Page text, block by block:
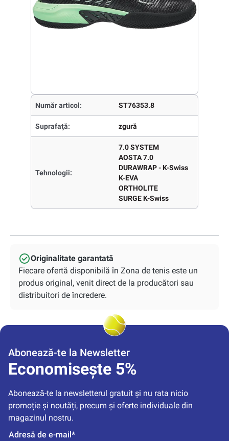
Număr articol: ST76353.8
Suprafaţă: zgură
Tehnologii:
7.0 SYSTEM
AOSTA 7.0
DURAWRAP - K-Swiss
K-EVA
ORTHOLITE
SURGE K-Swiss
Originalitate garantată
Fiecare ofertă disponibilă în Zona de tenis este un
produs original, venit direct de la producători sau
distribuitori de încredere.
Abonează-te la Newsletter
Economisește 5%
Abonează-te la newsletterul gratuit și nu rata nicio
promoție și noutăți, precum și oferte individuale din
magazinul nostru.
Adresă de e-mail*